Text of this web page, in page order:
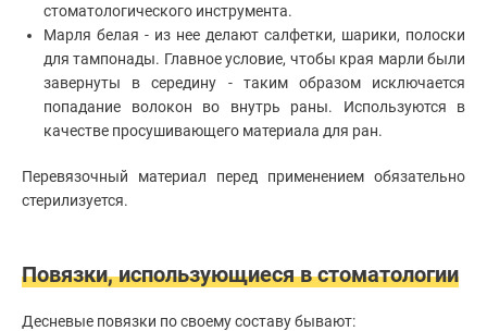
стоматологического инструмента.
Марля белая - из нее делают салфетки, шарики, полоски
для тампонады. Главное условие, чтобы края марли были
завернуты в середину - таким образом исключается
попадание волокон во внутрь раны. Используются в
качестве просушивающего материала для ран.
Перевязочный материал перед применением обязательно
стерилизуется.
Повязки, использующиеся в стоматологии
Десневые повязки по своему составу бывают:
Имплантация
зубов
Отбеливание
зубов
Лечение
стоматология
Коронки